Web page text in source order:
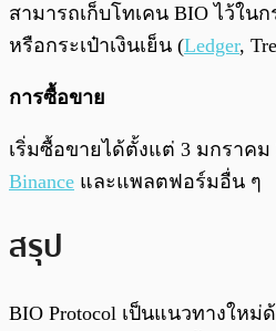
สามารถเก็บโทเคน BIO ไว้ในก
หรือกระเป๋าเงินเย็น (Ledger,
การซื้อขาย
เริ่มซื้อขายได้ตั้งแต่ 3 มกราคม
Binance และแพลตฟอร์มอื่น ๆ
สรุป
BIO Protocol เป็นแนวทางให